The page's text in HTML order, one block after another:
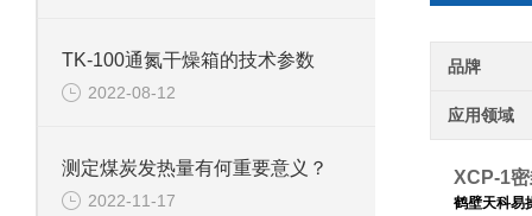
品牌
应用领域
XCP-1
鹤壁天科易
TK-100通氮干燥箱的技术参数
2022-08-12
测定煤炭发热量有何重要意义？
2022-11-17